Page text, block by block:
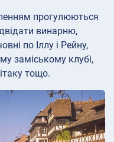
прогулюються
винарню,
по Іллу і Рейну,
заміському клубі,
тощо.